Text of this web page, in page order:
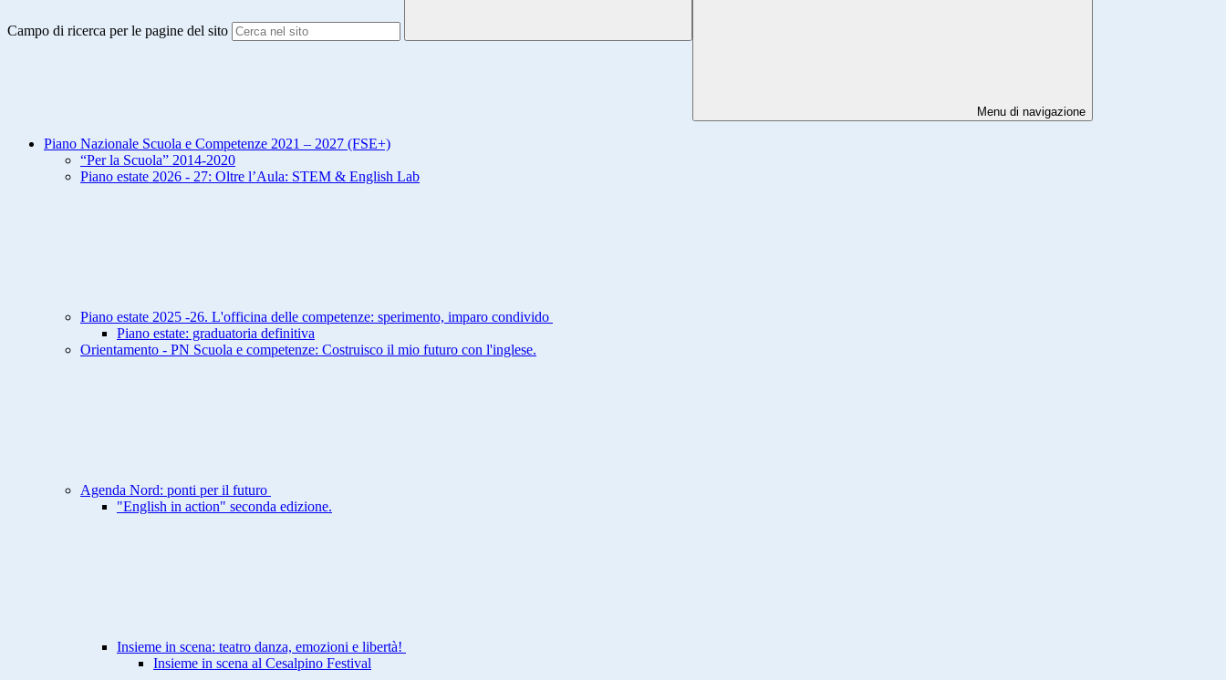
Campo di ricerca per le pagine del sito
Menu di navigazione
Piano Nazionale Scuola e Competenze 2021 – 2027 (FSE+)
“Per la Scuola” 2014-2020
Piano estate 2026 - 27: Oltre l’Aula: STEM & English Lab
Piano estate 2025 -26. L'officina delle competenze: sperimento, imparo condivido
Piano estate: graduatoria definitiva
Orientamento - PN Scuola e competenze: Costruisco il mio futuro con l'inglese.
Agenda Nord: ponti per il futuro
"English in action" seconda edizione.
Insieme in scena: teatro danza, emozioni e libertà!
Insieme in scena al Cesalpino Festival